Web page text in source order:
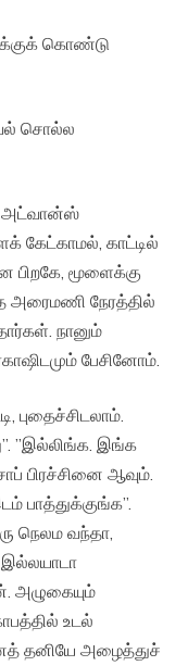
கொண்டு
சொல்ல
அட்வான்ஸ்
கேட்காமல், காட்டில்
மூளைக்கு
அரைமணி நேரத்தில்
நானும்
பேசினோம்.
புதைச்சிடலாம்.
”இல்லிங்க. இங்க
பிரச்சினை ஆவும்.
பாத்துக்குங்க”.
நெலம வந்தா,
அழுகையும்
உடல்
தனியே அழைத்துச்